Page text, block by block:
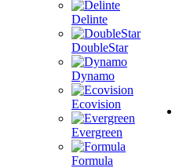
Delinte
DoubleStar
Dynamo
Ecovision
Evergreen
Formula